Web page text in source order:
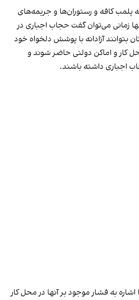
به پلمب کافه و رستوران‌ها و جریمه‌های
زمانی می‌توان گفت حجاب اجباری در
بتوانند آزادانه با پوشش دلخواه خود
کار و اماکن دولتی حاضر شوند و
اجباری داشته باشند.
اشاره به فشار موجود بر آنها در محل کار